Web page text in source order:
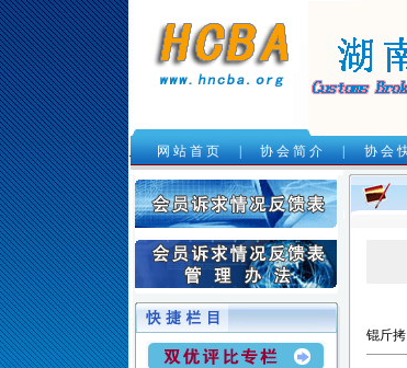
. 网 站 首 页 | 协 会 简 介 | 协 会
锟斤拷